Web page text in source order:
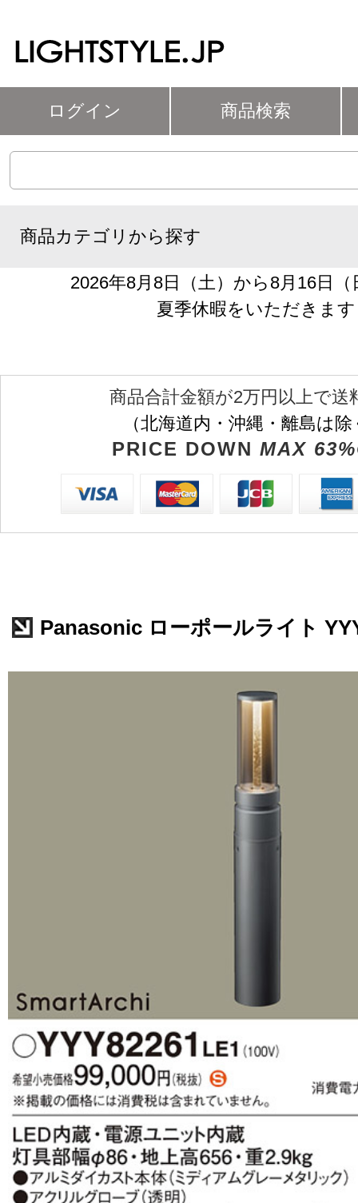
ログイン 商品検索
商品カテゴリから探す
2026年8月8日（土）から8月16日
夏季休暇をいただきます
商品合計金額が2万円以上で送
（北海道内・沖縄・離島は
PRICE DOWN MAX
Panasonic ローポールライト